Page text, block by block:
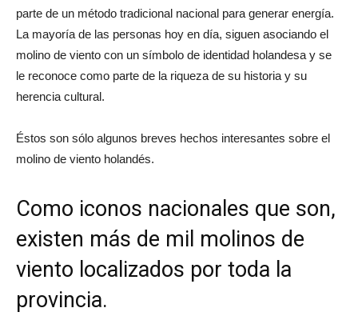
parte de un método tradicional nacional para generar energía.
La mayoría de las personas hoy en día, siguen asociando el
molino de viento con un símbolo de identidad holandesa y se
le reconoce como parte de la riqueza de su historia y su
herencia cultural.
Éstos son sólo algunos breves hechos interesantes sobre el
molino de viento holandés.
Como iconos nacionales que son,
existen más de mil molinos de
viento localizados por toda la
provincia.